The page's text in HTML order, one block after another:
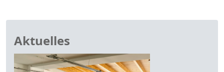
Aktuelles